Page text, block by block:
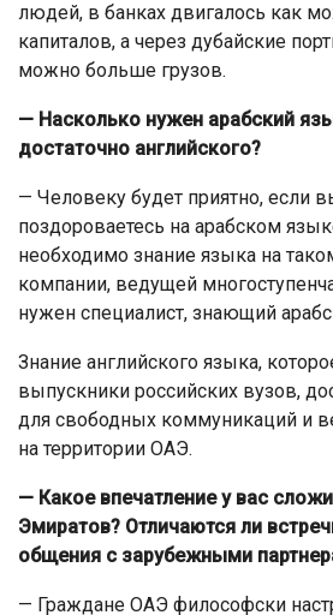
людей, в банках двигалось как
капиталов, а через дубайские
можно больше грузов.
— Насколько нужен арабский
достаточно английского?
— Человеку будет приятно, если
поздороваетесь на арабском
необходимо знание языка на
компании, ведущей
нужен специалист, знающий
Знание английского языка,
выпускники российских вузов,
для свободных коммуникаций и
на территории ОАЭ.
— Какое впечатление у вас
Эмиратов? Отличаются ли
общения с зарубежными
— Граждане ОАЭ философски